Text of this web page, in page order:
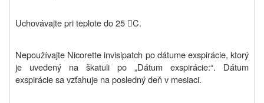
Uchovávajte pri teplote do 25 C.
Nepoužívajte Nicorette invisipatch po dátume exspirácie, ktorý
je uvedený na škatuli po „Dátum exspirácie:“. Dátum
exspirácie sa vzťahuje na posledný deň v mesiaci.